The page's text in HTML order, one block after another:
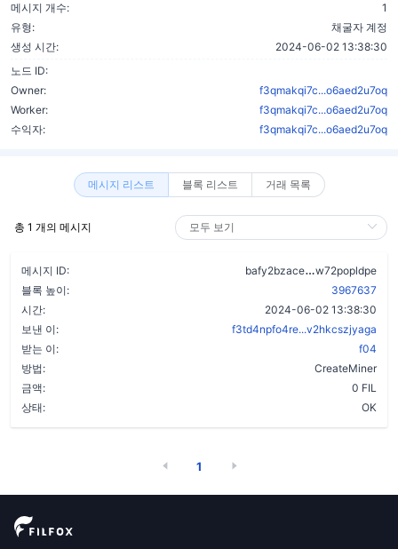
메시지 개수:
1
유형:
채굴자 계정
생성 시간:
2024-06-02 13:38:30
노드 ID:
Owner:
f3qmakqi7c...o6aed2u7oq
Worker:
f3qmakqi7c...o6aed2u7oq
수익자:
f3qmakqi7c...o6aed2u7oq
메시지 리스트 블록 리스트 거래 목록
총 1 개의 메시지
메시지 ID: bafy2bzace
w72popldpe
블록 높이:
3967637
시간:
2024-06-02 13:38:30
보낸 이:
f3td4npfo4re...v2hkcszjyaga
받는 이:
f04
방법:
CreateMiner
금액:
0 FIL
상태:
OK
1